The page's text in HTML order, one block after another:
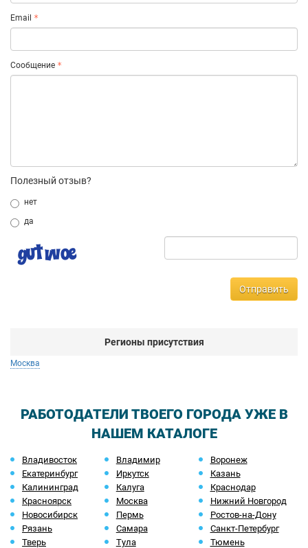
Email
Сообщение
Полезный отзыв?
нет
да
Отправить
Регионы присутствия
Москва
РАБОТОДАТЕЛИ ТВОЕГО ГОРОДА УЖЕ В
НАШЕМ КАТАЛОГЕ
Владивосток Владимир
Воронеж
Екатеринбург
Иркутск
Казань
Калининград
Калуга
Краснодар
Красноярск
Москва
Нижний Новгород
Новосибирск
Пермь
Ростов-на-Дону
Рязань
Самара
Санкт-Петербург
Тверь
Тула Тюмень